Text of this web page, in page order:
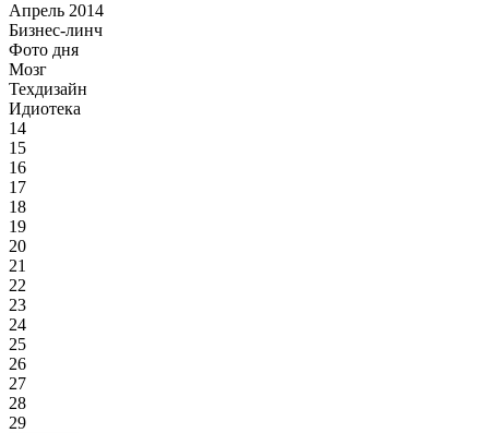
Апрель 2014
Бизнес-линч
Фото дня
Мозг
Техдизайн
Идиотека
14
15
16
17
18
19
20
21
22
23
24
25
26
27
28
29